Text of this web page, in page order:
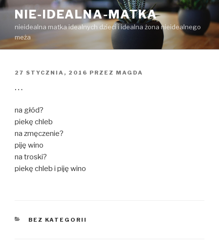
Przejdź
treści
NIE-IDEALNA-MATKA
nieidealna matka idealnych dzieci i idealna żona nieidealnego
meża
OPUBLIKOWANE
27 STYCZNIA, 2016 PRZEZ MAGDA
…
na głód?
piekę chleb
na zmęczenie?
piję wino
na troski?
piekę chleb i piję wino
KATEGORIE
BEZ KATEGORII